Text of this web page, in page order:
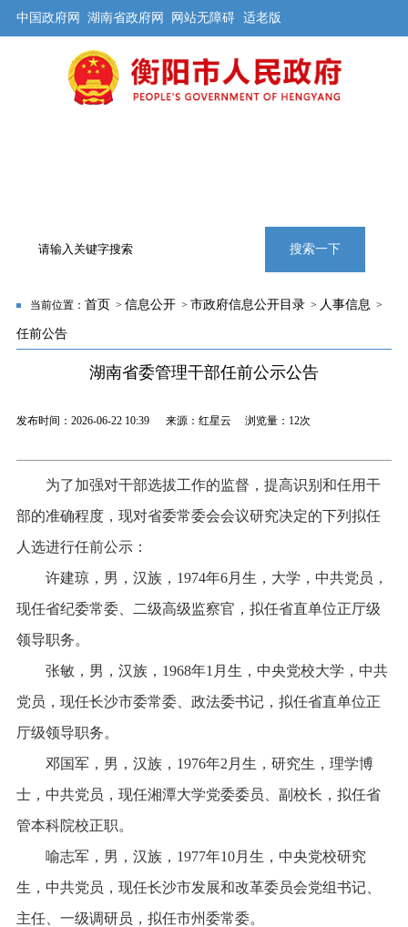
中国政府网 湖南省政府网 网站无障碍 适老版
搜索一下
当前位置： 首页 > 信息公开> 市政府信息公开目录> 人事信息 >
任前公告
湖南省委管理干部任前公示公告
发布时间：2026-06-22 10:39 来源：红星云 浏览量： 12次
为了加强对干部选拔工作的监督，提高识别和任用干
部的准确程度，现对省委常委会会议研究决定的下列拟任
人选进行任前公示：
许建琼，男，汉族，1974年6月生，大学，中共党员，
现任省纪委常委、二级高级监察官，拟任省直单位正厅级
领导职务。
张敏，男，汉族，1968年1月生，中央党校大学，中共
党员，现任长沙市委常委、政法委书记，拟任省直单位正
厅级领导职务。
邓国军，男，汉族，1976年2月生，研究生，理学博
士，中共党员，现任湘潭大学党委委员、副校长，拟任省
管本科院校正职。
喻志军，男，汉族，1977年10月生，中央党校研究
生，中共党员，现任长沙市发展和改革委员会党组书记、
主任、一级调研员，拟任市州委常委。